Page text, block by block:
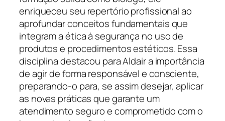
enriqueceu seu repertório profissional ao
aprofundar conceitos fundamentais que
integram a ética à segurança no uso de
produtos e procedimentos estéticos. Essa
disciplina destacou para Aldair a importância
de agir de forma responsável e consciente,
preparando-o para, se assim desejar, aplicar
as novas práticas que garante um
atendimento seguro e comprometido com o